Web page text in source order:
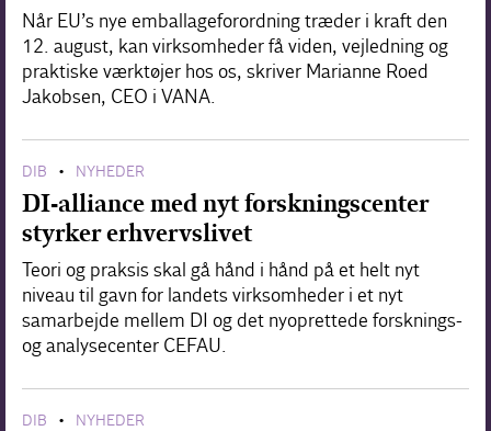
Når EU’s nye emballageforordning træder i kraft den
12. august, kan virksomheder få viden, vejledning og
praktiske værktøjer hos os, skriver Marianne Roed
Jakobsen, CEO i VANA.
DIB • NYHEDER
DI-alliance med nyt forskningscenter
styrker erhvervslivet
Teori og praksis skal gå hånd i hånd på et helt nyt
niveau til gavn for landets virksomheder i et nyt
samarbejde mellem DI og det nyoprettede forsknings-
og analysecenter CEFAU.
DIB • NYHEDER